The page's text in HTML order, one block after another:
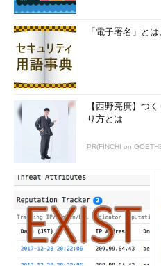
「電子署名」と
【西野亮廣】つ
り方とは
PR(FINCHI on